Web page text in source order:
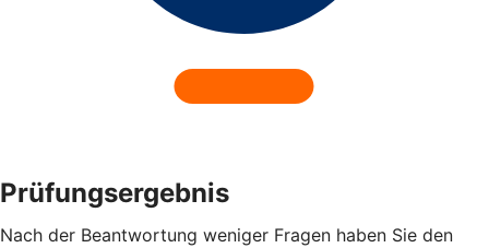
Prüfungsergebnis
Nach der Beantwortung weniger Fragen haben Sie den